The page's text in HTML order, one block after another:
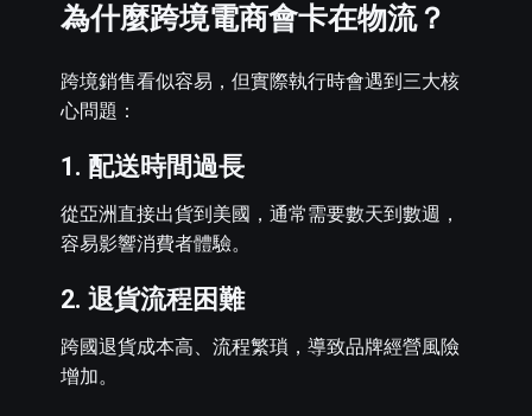
為什麼跨境電商會卡在物流？
跨境銷售看似容易，但實際執行時會遇到三大核
心問題：
1. 配送時間過長
從亞洲直接出貨到美國，通常需要數天到數週，
容易影響消費者體驗。
2. 退貨流程困難
跨國退貨成本高、流程繁瑣，導致品牌經營風險
增加。